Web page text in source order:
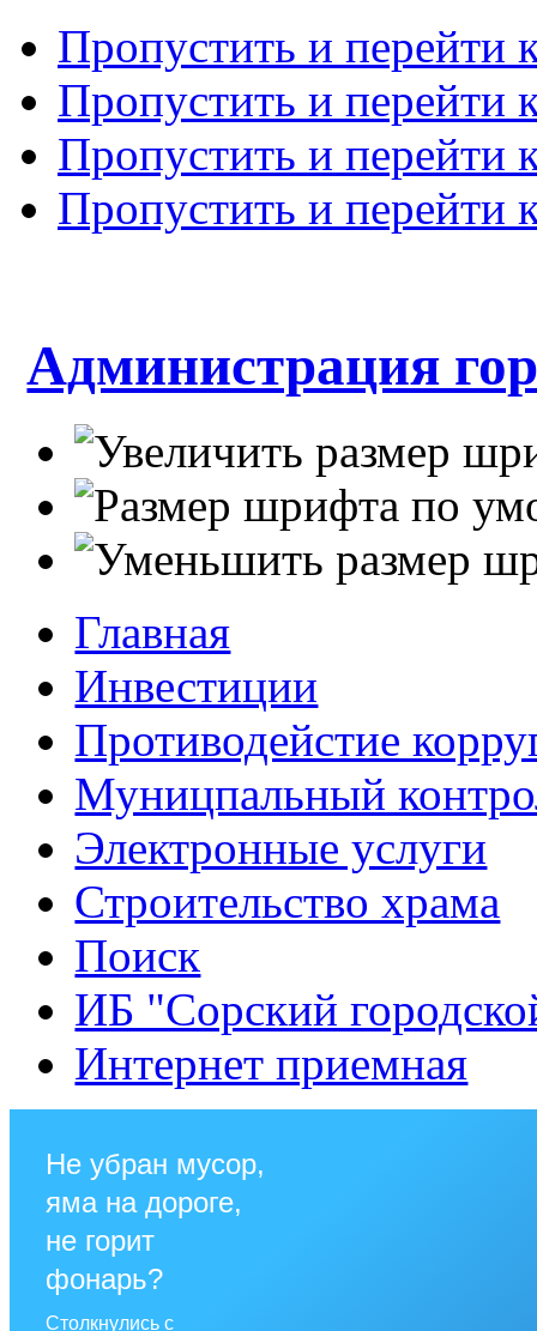
Пропустить и перейти
Пропустить и перейти
Пропустить и перейти
Пропустить и перейти
Администрация
Главная
Инвестиции
Противодейстие
Муницпальный
Электронные услуги
Строительство храма
Поиск
ИБ "Сорский
Интернет приемная
Не убран мусор,
яма на дороге,
не горит
фонарь?
Столкнулись с